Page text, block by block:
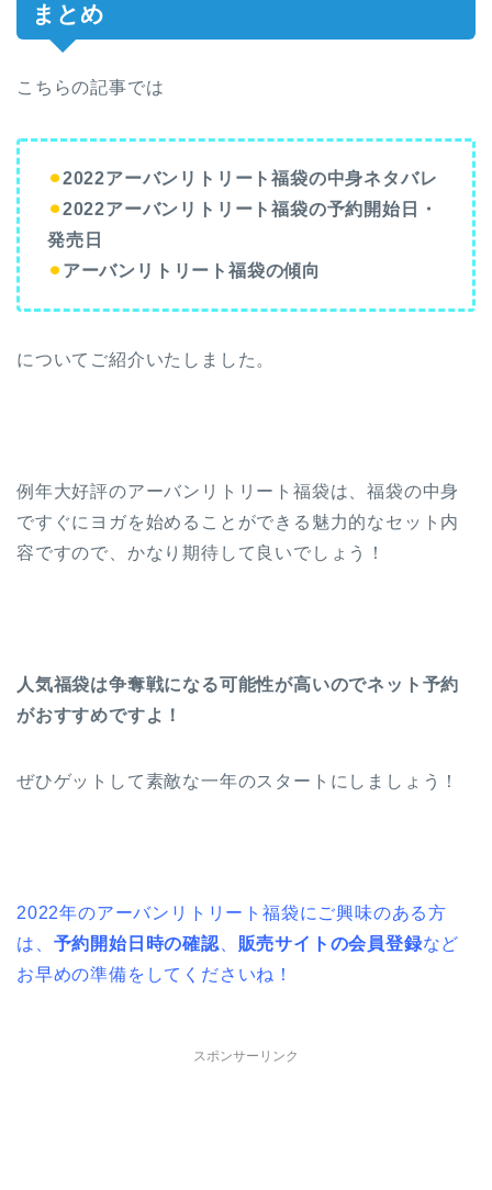
まとめ
こちらの記事では
⚫︎2022アーバンリトリート福袋の中身ネタバレ
⚫︎2022アーバンリトリート福袋の予約開始日・
発売日
⚫︎ アーバンリトリート福袋の傾向
についてご紹介いたしました。
例年大好評のアーバンリトリート福袋は、福袋の中身
ですぐにヨガを始めることができる魅力的なセット内
容ですので、かなり期待して良いでしょう！
人気福袋は争奪戦になる可能性が高いのでネット予約
がおすすめですよ！
ぜひゲットして素敵な一年のスタートにしましょう！
2022年のアーバンリトリート福袋にご興味のある方
は、 予約開始日時の確認 販売サイトの会員登録など
お早めの準備をしてくださいね！
スポンサーリンク